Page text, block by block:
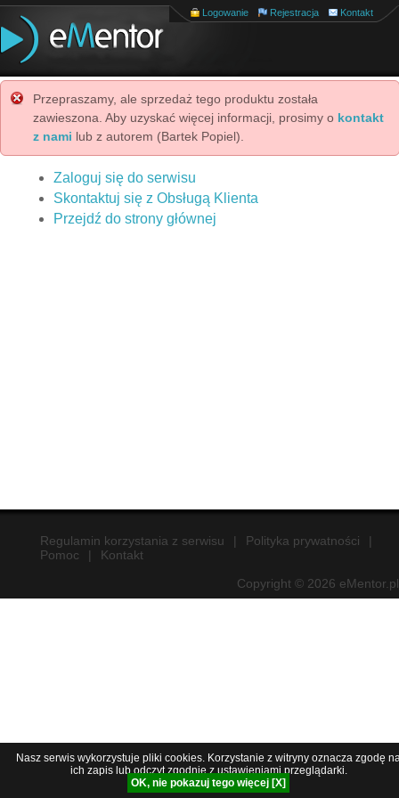
Logowanie Rejestracja Kontakt
Przepraszamy, ale sprzedaż tego produktu została
zawieszona. Aby uzyskać więcej informacji, prosimy o kontakt
z nami lub z autorem (Bartek Popiel).
Zaloguj się do serwisu
Skontaktuj się z Obsługą Klienta
Przejdź do strony głównej
Regulamin korzystania z serwisu | Polityka prywatności
|
Pomoc
|
Kontakt
Copyright © 2026 eMentor.pl
Nasz serwis wykorzystuje pliki cookies. Korzystanie z witryny oznacza zgodę
ich zapis lub odczyt zgodnie z ustawieniami przeglądarki.
OK, nie pokazuj tego więcej [X]